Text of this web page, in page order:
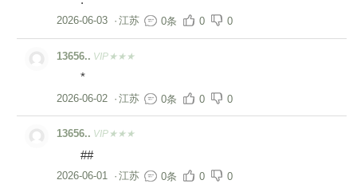
2026-06-03 · 江苏 0条 0 0
13656.. VIP★★★
*
2026-06-02 · 江苏 0条 0 0
13656.. VIP★★★
##
2026-06-01 · 江苏 0条 0 0